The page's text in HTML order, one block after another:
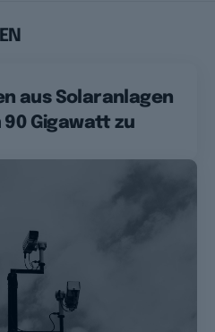
aus Solaranlagen
Gigawatt zu